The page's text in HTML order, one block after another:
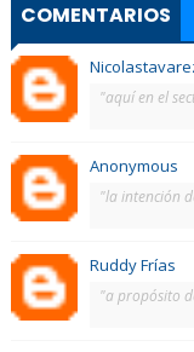
COMENTARIOS
"aquí en el
Anonymous
"la intención
Ruddy Frías
"a propósito